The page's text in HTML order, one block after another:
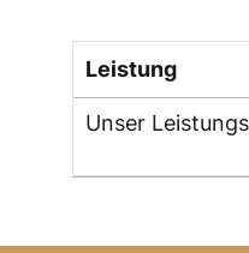
Leistung
Unser